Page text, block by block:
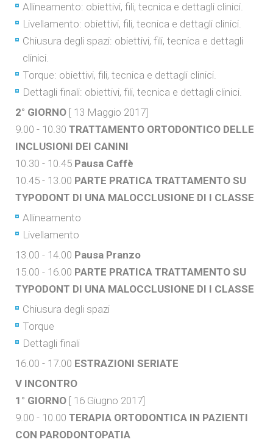
Allineamento: obiettivi, fili, tecnica e dettagli clinici.
Livellamento: obiettivi, fili, tecnica e dettagli clinici.
Chiusura degli spazi: obiettivi, fili, tecnica e dettagli
clinici.
Torque: obiettivi, fili, tecnica e dettagli clinici.
Dettagli finali: obiettivi, fili, tecnica e dettagli clinici.
2° GIORNO [ 13 Maggio 2017]
9.00 - 10.30 TRATTAMENTO ORTODONTICO DELLE
INCLUSIONI DEI CANINI
10.30 - 10.45 Pausa Caffè
10.45 - 13.00 PARTE PRATICA TRATTAMENTO SU
TYPODONT DI UNA MALOCCLUSIONE DI I CLASSE
Allineamento
Livellamento
13.00 - 14.00 Pausa Pranzo
15.00 - 16.00 PARTE PRATICA TRATTAMENTO SU
TYPODONT DI UNA MALOCCLUSIONE DI I CLASSE
Chiusura degli spazi
Torque
Dettagli finali
16.00 - 17.00 ESTRAZIONI SERIATE
V INCONTRO
1° GIORNO [ 16 Giugno 2017]
9.00 - 10.00 TERAPIA ORTODONTICA IN PAZIENTI
CON PARODONTOPATIA